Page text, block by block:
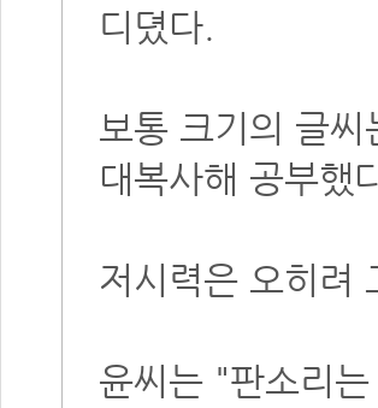
디뎠다.
보통 크기의 글
대복사해 공부했
저시력은 오히려
윤씨는 "판소리